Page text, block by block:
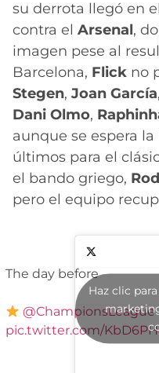
su derrota llegó en el
contra el Arsenal,
imagen pese al
Barcelona, Flick no
Stegen, Joan García,
Dani Olmo,
aunque se espera
últimos para el
el bando griego,
pero el equipo
The day before
@ChampionsLeague
pic.twitter.com/
Haz clic